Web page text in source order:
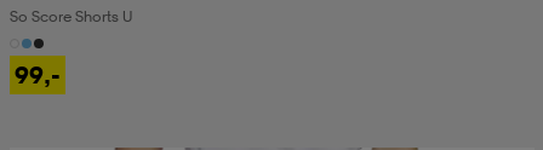
So Score Shorts U
99,-